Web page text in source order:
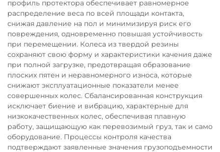
профиль протектора обеспечивает равномерное
распределение веса по всей площади контакта,
снижая давление на пол и минимизируя риск его
повреждения, одновременно повышая устойчивость
при перемещении. Колеса из твердой резины
сохраняют свою форму и характеристики качения даже
при полной загрузке, предотвращая образование
плоских пятен и неравномерного износа, которые
снижают эксплуатационные показатели менее
совершенных колес. Сбалансированная конструкция
исключает биение и вибрацию, характерные для
низкокачественных колес, обеспечивая плавную
работу, защищающую как перевозимый груз, так и само
оборудование. Процессы контроля качества
подтверждают заявленные значения грузоподъемности